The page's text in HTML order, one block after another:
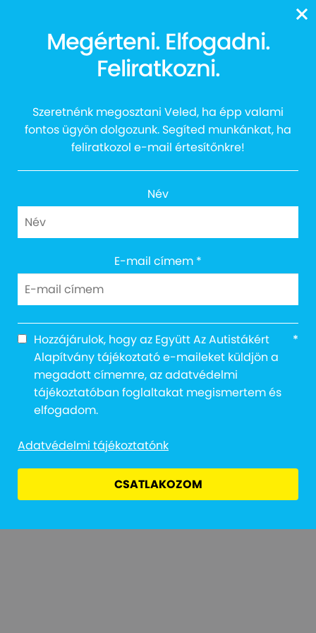
Szikrások EGYÜTT
burgerezése💙🍔
Cím: 1027 Budapest, Margit körút 12.
Email: info@egyuttazautistakert.hu
Adományvonalunk: 13616
Bankszámlaszám: 10300002-13790364-00034905
Adatvédelmi Tájékoztató Jogi Nyilatkozat
Megérteni. Elfogadni.
Feliratkozni.
Szeretnénk megosztani Veled, ha épp valami
fontos ügyön dolgozunk. Segíted munkánkat, ha
feliratkozol e-mail értesítőnkre!
Név
E-mail címem *
Hozzájárulok, hogy az Együtt Az Autistákért
Alapítvány tájékoztató e-maileket küldjön a
megadott címemre, az adatvédelmi
tájékoztatóban foglaltakat megismertem és
elfogadom.
*
Adatvédelmi tájékoztatónk
CSATLAKOZOM